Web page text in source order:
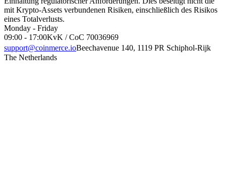
mit Krypto-Assets verbundenen Risiken, einschließlich des Risikos
eines Totalverlusts.
Monday - Friday
09:00 - 17:00KvK / CoC 70036969
support@coinmerce.ioBeechavenue 140, 1119 PR Schiphol-Rijk
The Netherlands